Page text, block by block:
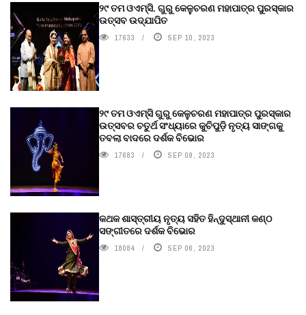
୨୯ ତମ ଓଏମ୍‌ସି. ଗୁରୁ କେଳୁଚରଣ ମହାପାତ୍ର ପୁରସ୍କାର
ଉତ୍ସବ ଉଦ୍‍ଯାପିତ
17633 SEP 10, 2023
୨୯ ତମ ଓଏମ୍‌ସି ଗୁରୁ କେଳୁଚରଣ ମହାପାତ୍ର ପୁରସ୍କାର
ଉତ୍ସବର ଚତୁର୍ଥ ସଂଧ୍ୟାରେ କୁଚିପୁଡ଼ି ନୃତ୍ୟ ସାଙ୍ଗକୁ
ତବଲା ବାଦରେ ଦର୍ଶକ ବିଭୋର
17683 SEP 09, 2023
କଥକ ଶାସ୍ତ୍ରୀୟ ନୃତ୍ୟ ସହିତ ହିନ୍ଦୁସ୍ଥାନୀ କଣ୍ଠ
ସଙ୍ଗୀତରେ ଦର୍ଶକ ବିଭୋର
18084 SEP 06, 2023